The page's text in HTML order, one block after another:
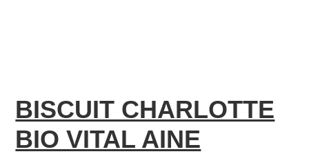
BISCUIT CHARLOTTE
BIO VITAL AINE